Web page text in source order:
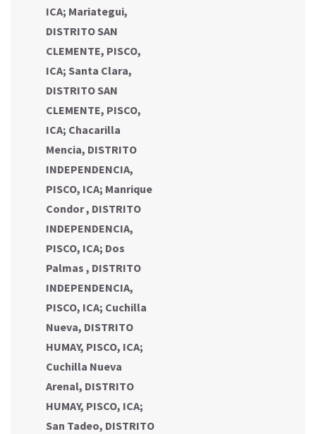
ICA; Mariategui,
DISTRITO SAN
CLEMENTE, PISCO,
ICA; Santa Clara,
DISTRITO SAN
CLEMENTE, PISCO,
ICA; Chacarilla
Mencia, DISTRITO
INDEPENDENCIA,
PISCO, ICA; Manrique
Condor , DISTRITO
INDEPENDENCIA,
PISCO, ICA; Dos
Palmas , DISTRITO
INDEPENDENCIA,
PISCO, ICA; Cuchilla
Nueva, DISTRITO
HUMAY, PISCO, ICA;
Cuchilla Nueva
Arenal, DISTRITO
HUMAY, PISCO, ICA;
San Tadeo, DISTRITO